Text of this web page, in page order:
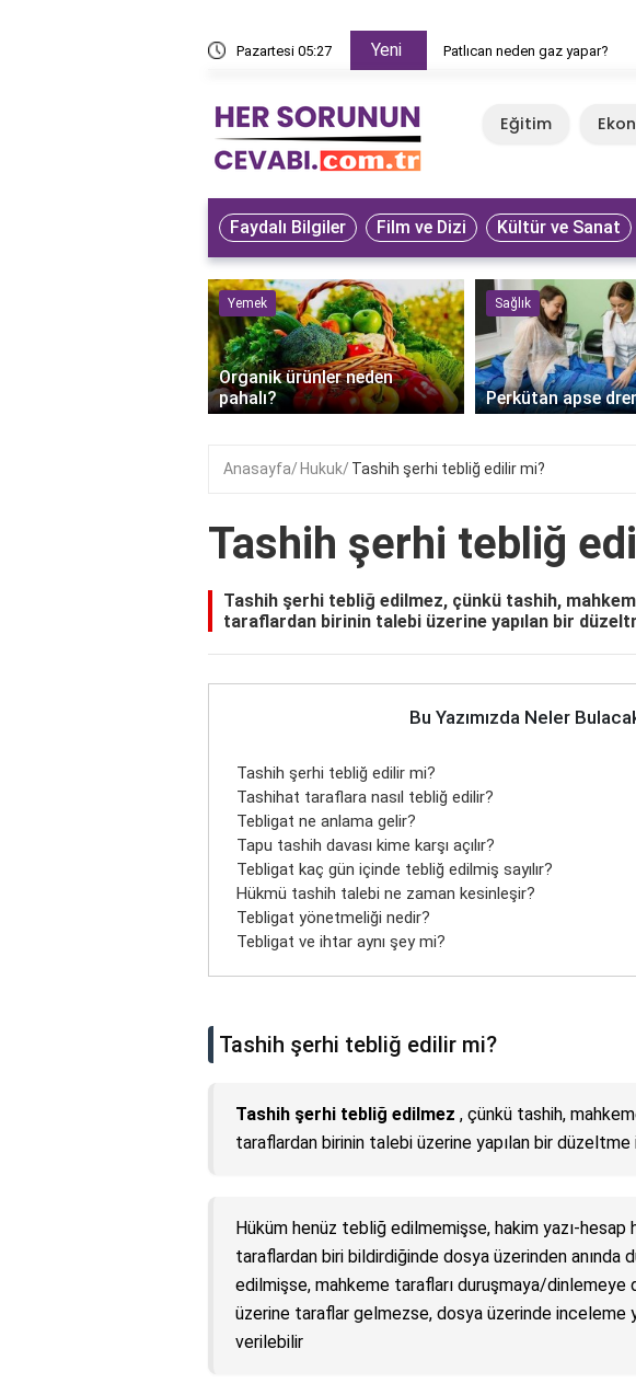
Pazartesi 05:27 Yeni Patlıcan neden gaz yapar?
Eğitim
Faydalı Bilgiler Film ve Dizi Kültür ve Sanat
Yemek
Organik ürünler neden
pahalı?
Sağlık
Perkütan apse
Anasayfa Hukuk Tashih şerhi tebliğ edilir mi?
Tashih şerhi tebliğ
Tashih şerhi tebliğ edilmez, çünkü tashih,
taraflardan birinin talebi üzerine yapılan bir
Bu Yazımızda Neler
Tashih şerhi tebliğ edilir mi?
Tashihat taraflara nasıl tebliğ edilir?
Tebligat ne anlama gelir?
Tapu tashih davası kime karşı açılır?
Tebligat kaç gün içinde tebliğ edilmiş sayılır?
Hükmü tashih talebi ne zaman kesinleşir?
Tebligat yönetmeliği nedir?
Tebligat ve ihtar aynı şey mi?
Tashih şerhi tebliğ edilir mi?
Tashih şerhi tebliğ edilmez , çünkü tashih,
taraflardan birinin talebi üzerine yapılan bir düzeltme
Hüküm henüz tebliğ edilmemişse, hakim yazı-
taraflardan biri bildirdiğinde dosya üzerinden
edilmişse, mahkeme tarafları duruşmaya/
üzerine taraflar gelmezse, dosya üzerinde inceleme
verilebilir